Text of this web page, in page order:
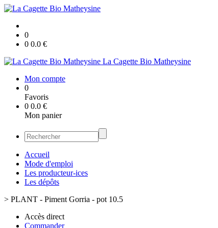
0
0 0.0 €
La Cagette Bio Matheysine
Mon compte
0
Favoris
0 0.0 €
Mon panier
Accueil
Mode d'emploi
Les producteur-ices
Les dépôts
> PLANT - Piment Gorria - pot 10.5
Accès direct
Commander